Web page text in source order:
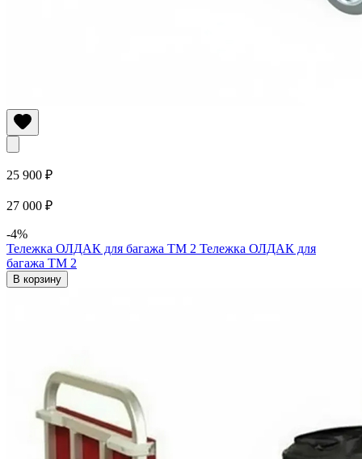
25 900 ₽
27 000 ₽
-4%
Тележка ОЛДАК для багажа ТМ 2 Тележка ОЛДАК для
багажа ТМ 2
В корзину